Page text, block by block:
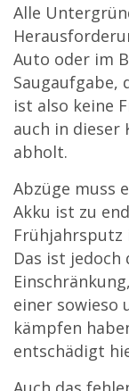
Alle
Auto oder im
Saugaufgabe,
ist also keine
auch in dieser
abholt.
Abzüge muss
Akku ist zu
Frühjahrsputz
Das ist jedoch
einer sowieso
kämpfen
entschädigt